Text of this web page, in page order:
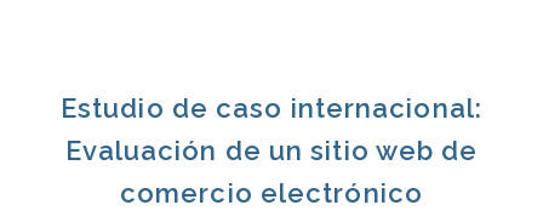
Estudio de caso internacional:
Evaluación de un sitio web de
comercio electrónico